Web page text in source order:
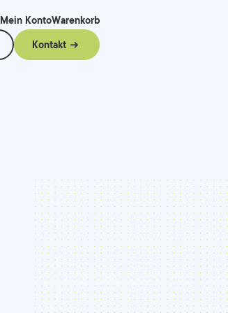
Mein KontoWarenkorb
Kontakt